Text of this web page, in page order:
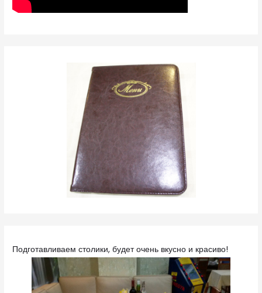
Подготавливаем столики, будет очень вкусно и красиво!